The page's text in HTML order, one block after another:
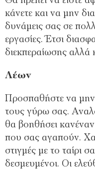
κάνετε και να μην
δυνάμεις σας σε
εργασίες. Έτσι
διεκπεραίωσης αλλά
Λέων
Προσπαθήστε να μην
τους γύρω σας.
θα βοηθήσει
που σας αγαπούν.
στιγμές με το ταίρι
δεσμευμένοι. Οι